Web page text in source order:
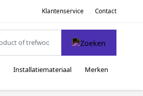
Klantenservice Contact
Installatiemateriaal Merken